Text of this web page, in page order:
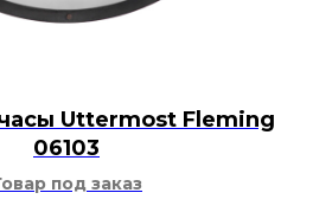
Uttermost Fleming
06103
под заказ